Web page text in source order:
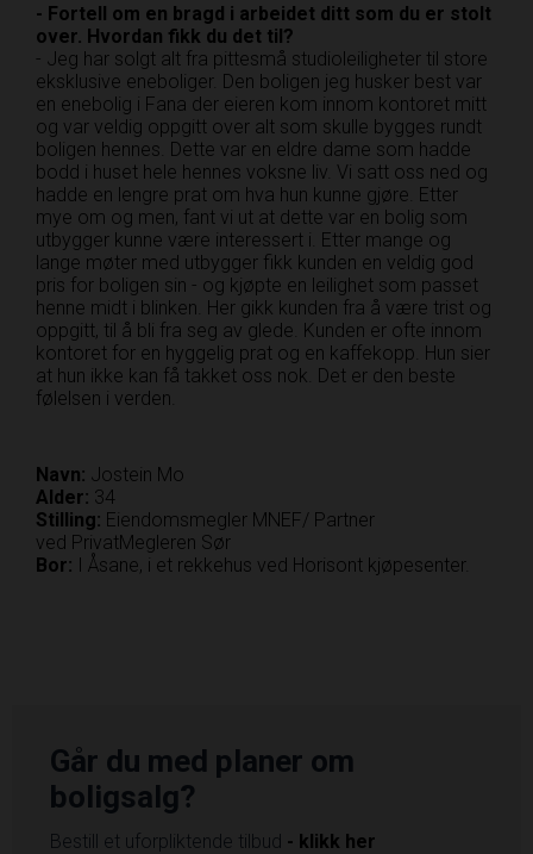
- Fortell om en bragd i arbeidet ditt som du er stolt
over. Hvordan fikk du det til?
- Jeg har solgt alt fra pittesmå studioleiligheter til store
eksklusive eneboliger. Den boligen jeg husker best var
en enebolig i Fana der eieren kom innom kontoret mitt
og var veldig oppgitt over alt som skulle bygges rundt
boligen hennes. Dette var en eldre dame som hadde
bodd i huset hele hennes voksne liv. Vi satt oss ned og
hadde en lengre prat om hva hun kunne gjøre. Etter
mye om og men, fant vi ut at dette var en bolig som
utbygger kunne være interessert i. Etter mange og
lange møter med utbygger fikk kunden en veldig god
pris for boligen sin - og kjøpte en leilighet som passet
henne midt i blinken. Her gikk kunden fra å være trist og
oppgitt, til å bli fra seg av glede. Kunden er ofte innom
kontoret for en hyggelig prat og en kaffekopp. Hun sier
at hun ikke kan få takket oss nok. Det er den beste
følelsen i verden.
Navn: Jostein Mo
Alder: 34
Stilling: Eiendomsmegler MNEF/ Partner
ved PrivatMegleren Sør
Bor: I Åsane, i et rekkehus ved Horisont kjøpesenter.
Går du med planer om
boligsalg?
Bestill et uforpliktende tilbud - klikk her